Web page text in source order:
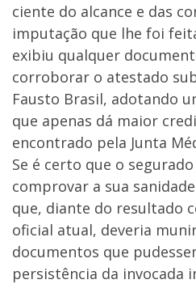
ciente do alcance e das
imputação que lhe foi
exibiu qualquer
corroborar o atestado
Fausto Brasil, adotando
que apenas dá maior
encontrado pela Junta
Se é certo que o
comprovar a sua
que, diante do resultado
oficial atual, deveria
documentos que
persistência da invocada